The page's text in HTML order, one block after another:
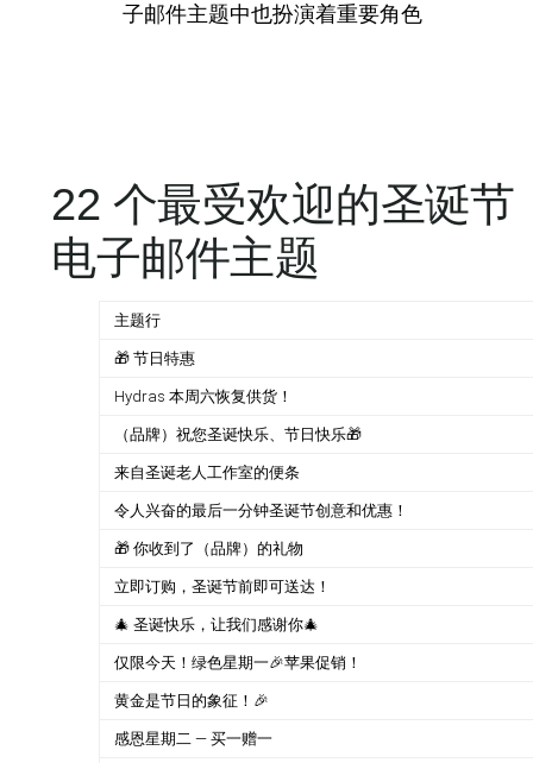
子邮件主题中也扮演着重要角色
22 个最受欢迎的圣诞节
电子邮件主题
主题行
🎁 节日特惠
Hydras 本周六恢复供货！
（品牌）祝您圣诞快乐、节日快乐🎁
来自圣诞老人工作室的便条
令人兴奋的最后一分钟圣诞节创意和优惠！
🎁 你收到了（品牌） 的礼物
立即订购，圣诞节前即可送达！
🎄 圣诞快乐，让我们感谢你🎄
仅限今天！绿色星期一🎉苹果促销！
黄金是节日的象征！🎉
感恩星期二 — 买一赠一